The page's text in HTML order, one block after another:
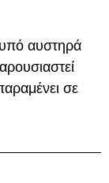
υπό αυστηρά
σε